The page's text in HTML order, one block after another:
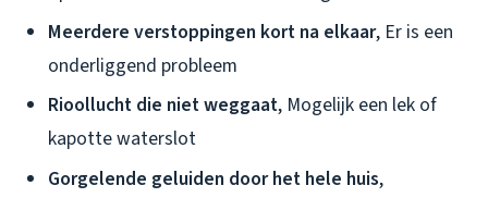
Meerdere verstoppingen kort na elkaar, Er is een
onderliggend probleem
Rioollucht die niet weggaat, Mogelijk een lek of
kapotte waterslot
Gorgelende geluiden door het hele huis,